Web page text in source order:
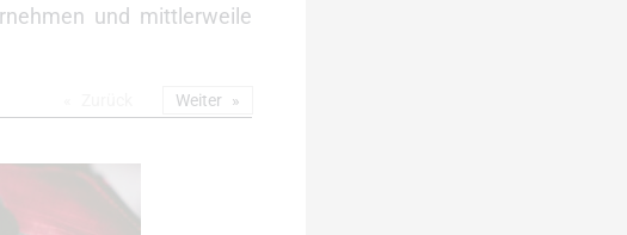
und mittlerweile
Weiter